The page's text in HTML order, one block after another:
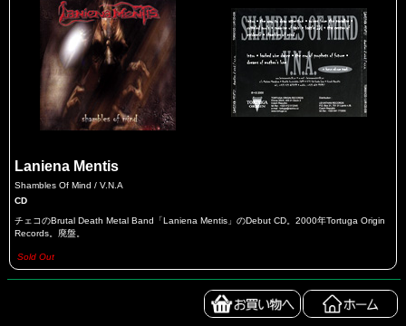
Laniena Mentis
Shambles Of Mind / V.N.A
CD
チェコのBrutal Death Metal Band「Laniena Mentis」のDebut CD。2000年Tortuga Origin
Records。廃盤。
Sold Out